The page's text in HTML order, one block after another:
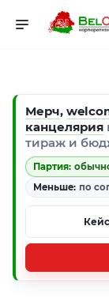
Мерч,
канцелярия
тираж и
Партия:
Меньше: по